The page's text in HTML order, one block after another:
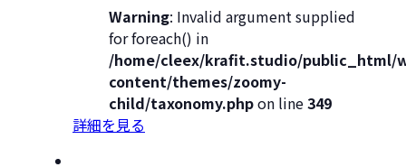
Warning: Invalid argument supplied
for foreach() in
/home/cleex/krafit.studio/public_html/
content/themes/zoomy-
child/taxonomy.phpon line349
詳細を見る